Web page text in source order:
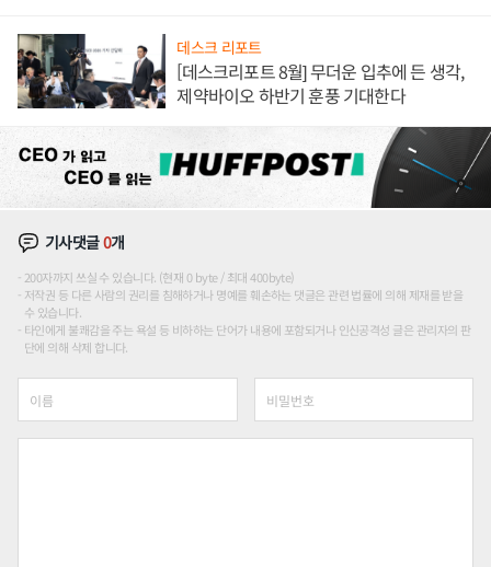
데스크 리포트
[데스크리포트 8월] 무더운 입추에 든 생각,
제약바이오 하반기 훈풍 기대한다
기사댓글0개
200자까지 쓰실 수 있습니다. (현재 0 byte / 최대 400byte)
저작권 등 다른 사람의 권리를 침해하거나 명예를 훼손하는 댓글은 관련 법률에 의해 제재를 받을
수 있습니다.
타인에게 불쾌감을 주는 욕설 등 비하하는 단어가 내용에 포함되거나 인신공격성 글은 관리자의 판
단에 의해 삭제 합니다.